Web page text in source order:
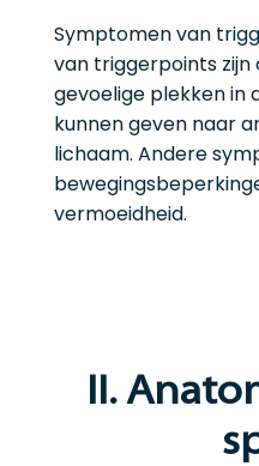
Symptomen van
van triggerpoints zijn
gevoelige plekken in
kunnen geven naar
lichaam. Andere
vermoeidheid.
II.